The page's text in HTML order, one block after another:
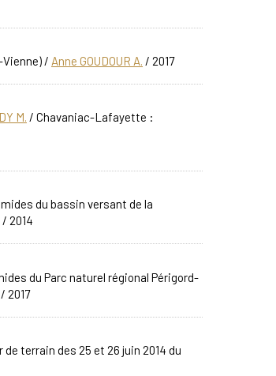
/ Anne GOUDOUR A. / 2017
M. / Chavaniac-Lafayette :
du bassin versant de la
/ 2014
du Parc naturel régional Périgord-
/ 2017
terrain des 25 et 26 juin 2014 du